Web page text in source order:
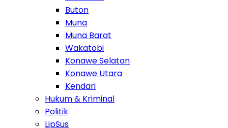
Buton
Muna
Muna Barat
Wakatobi
Konawe Selatan
Konawe Utara
Kendari
Hukum & Kriminal
Politik
LipSus